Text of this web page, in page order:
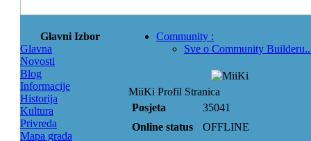
Glavni Izbor
Glavna
Novosti
Blog
Informacije
Historija
Kultura
Privreda
Mapa grada
Community :
Sve o Community
MiiKi Profil Stranica
Posjeta
35041
Online status
OFFLINE